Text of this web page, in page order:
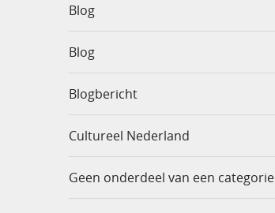
Blog
Blog
Blogbericht
Cultureel Nederland
Geen onderdeel van een categorie